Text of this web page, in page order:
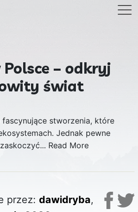
– odkryj
świat
stworzenia, które
Jednak pewne
Read More
przez: dawidryba,